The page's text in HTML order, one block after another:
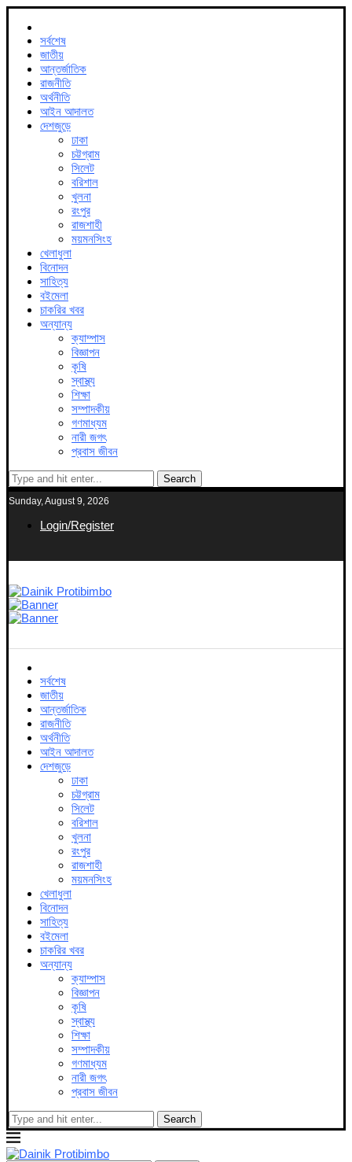
সর্বশেষ
জাতীয়
আন্তর্জাতিক
রাজনীতি
অর্থনীতি
আইন আদালত
দেশজুড়ে
ঢাকা
চট্টগ্রাম
সিলেট
বরিশাল
খুলনা
রংপুর
রাজশাহী
ময়মনসিংহ
খেলাধুলা
বিনোদন
সাহিত্য
বইমেলা
চাকরির খবর
অন্যান্য
ক্যাম্পাস
বিজ্ঞাপন
কৃষি
স্বাস্থ্য
শিক্ষা
সম্পাদকীয়
গণমাধ্যম
নারী জগৎ
প্রবাস জীবন
Search
Sunday, August 9, 2026
Login/Register
সর্বশেষ
জাতীয়
আন্তর্জাতিক
রাজনীতি
অর্থনীতি
আইন আদালত
দেশজুড়ে
ঢাকা
চট্টগ্রাম
সিলেট
বরিশাল
খুলনা
রংপুর
রাজশাহী
ময়মনসিংহ
খেলাধুলা
বিনোদন
সাহিত্য
বইমেলা
চাকরির খবর
অন্যান্য
ক্যাম্পাস
বিজ্ঞাপন
কৃষি
স্বাস্থ্য
শিক্ষা
সম্পাদকীয়
গণমাধ্যম
নারী জগৎ
প্রবাস জীবন
Search